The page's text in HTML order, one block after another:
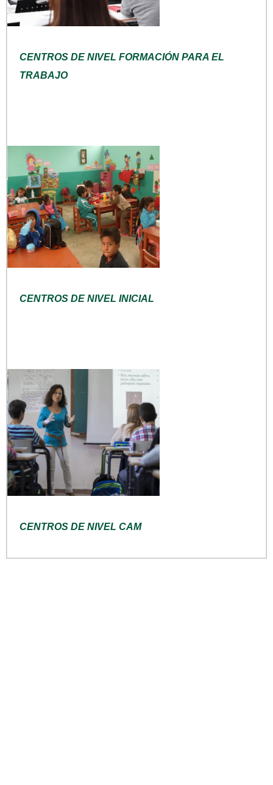
CENTROS DE NIVEL FORMACIÓN PARA EL
TRABAJO
CENTROS DE NIVEL INICIAL
CENTROS DE NIVEL CAM